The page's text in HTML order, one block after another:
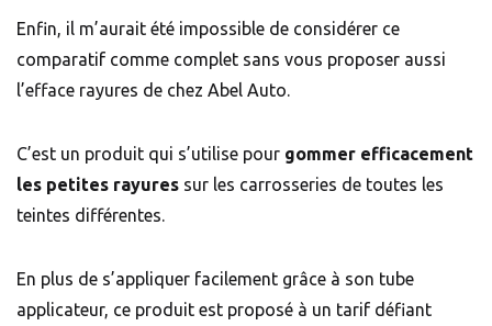
Enfin, il m’aurait été impossible de considérer ce
comparatif comme complet sans vous proposer aussi
l’efface rayures de chez Abel Auto.
C’est un produit qui s’utilise pour gommer efficacement
les petites rayures sur les carrosseries de toutes les
teintes différentes.
En plus de s’appliquer facilement grâce à son tube
applicateur, ce produit est proposé à un tarif défiant